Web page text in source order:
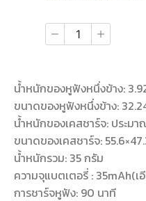
น้ำหนักของหูฟังหนึ่งข้าง:
ขนาดของหูฟังหนึ่งข้าง:
น้ำหนักของเคสชาร์จ: ประม
ขนาดของเคสชาร์จ:
น้ำหนักรวม: 35 กรัม
ความจุแบตเตอรี่ : 35mAh(
การชาร์จหูฟัง: 90 นาที